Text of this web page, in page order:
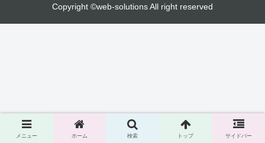
Copyright ©web-solutions All right reserved
メニュー ホーム 検索 トップ サイドバー